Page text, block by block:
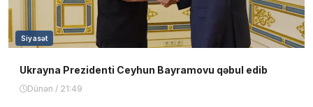
Siyasət
Ukrayna Prezidenti Ceyhun Bayramovu qəbul edib
Dünən / 21:49